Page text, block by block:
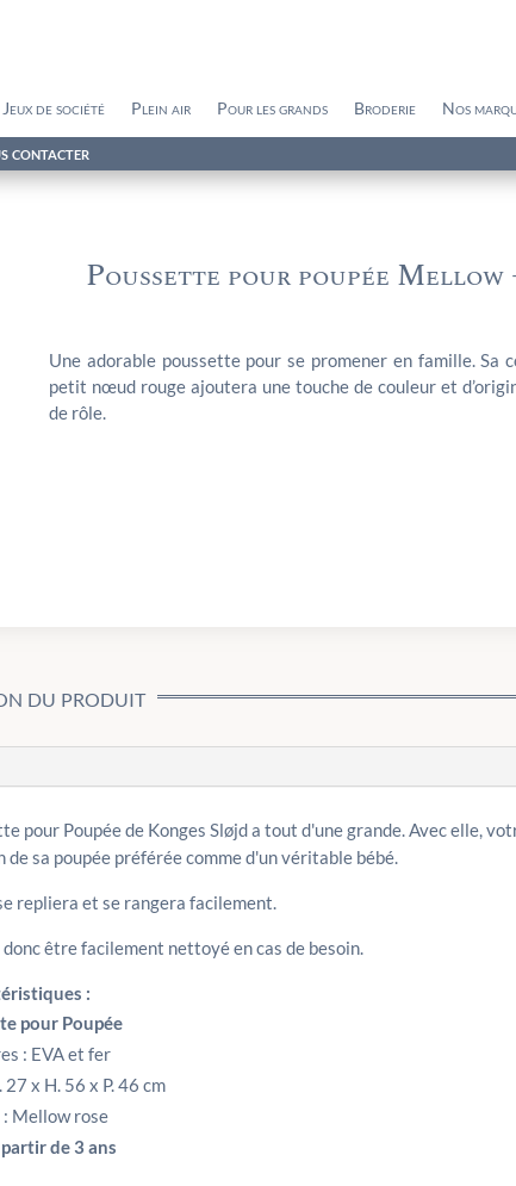
Jeux de société Plein air Pour les grands Broderie Nos
contacter
Poussette pour poupée Mellow
Une adorable poussette pour se promener en famille. Sa
petit nœud rouge ajoutera une touche de couleur et
de rôle.
du produit
pour Poupée de Konges Sløjd a tout d'une grande. Avec elle,
sa poupée préférée comme d'un véritable bébé.
repliera et se rangera facilement.
être facilement nettoyé en cas de besoin.
:
pour Poupée
: EVA et fer
x H. 56 x P. 46 cm
Mellow rose
de 3 ans